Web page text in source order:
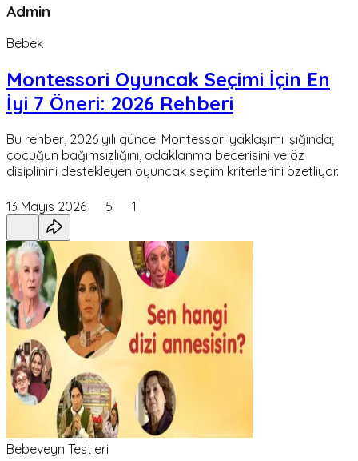
Admin
Bebek
Montessori Oyuncak Seçimi İçin En
İyi 7 Öneri: 2026 Rehberi
Bu rehber, 2026 yılı güncel Montessori yaklaşımı ışığında;
çocuğun bağımsızlığını, odaklanma becerisini ve öz
disiplinini destekleyen oyuncak seçim kriterlerini özetliyor.
13 Mayıs 2026 5 1
Bebeveyn Testleri